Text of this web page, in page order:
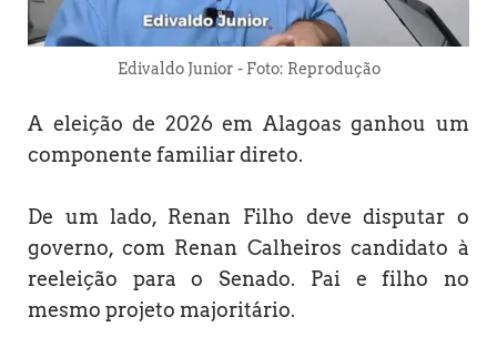
Edivaldo Junior - Foto: Reprodução
A eleição de 2026 em Alagoas ganhou um
componente familiar direto.
De um lado, Renan Filho deve disputar o
governo, com Renan Calheiros candidato à
reeleição para o Senado. Pai e filho no
mesmo projeto majoritário.